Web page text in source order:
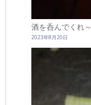
酒を呑んでくれ～
2023年8月20日